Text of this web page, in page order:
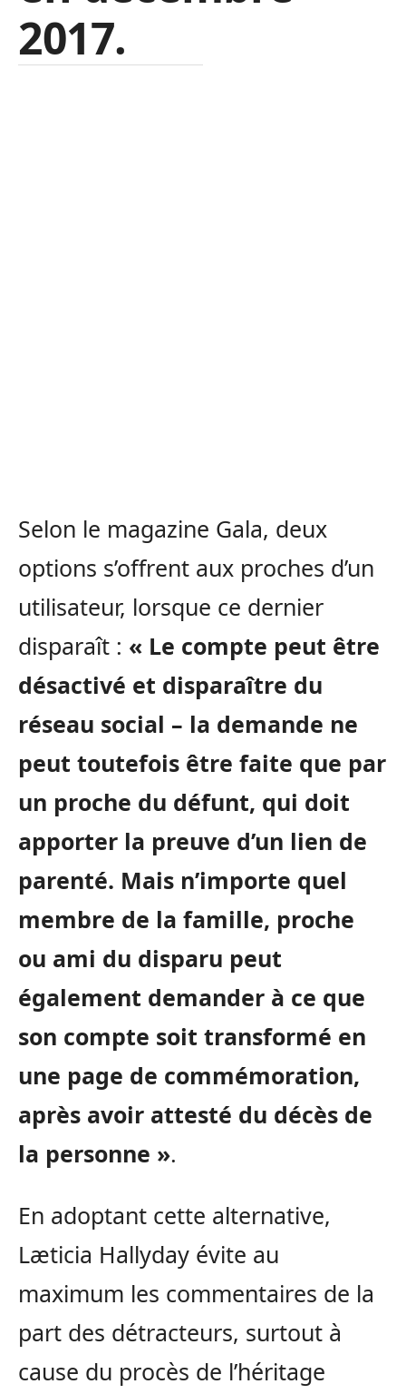
2017.
Selon le magazine Gala, deux
options s’offrent aux proches d’un
utilisateur, lorsque ce dernier
disparaît : « Le compte peut être
désactivé et disparaître du
réseau social – la demande ne
peut toutefois être faite que par
un proche du défunt, qui doit
apporter la preuve d’un lien de
parenté. Mais n’importe quel
membre de la famille, proche
ou ami du disparu peut
également demander à ce que
son compte soit transformé en
une page de commémoration,
après avoir attesté du décès de
la personne ».
En adoptant cette alternative,
Læticia Hallyday évite au
maximum les commentaires de la
part des détracteurs, surtout à
cause du procès de l’héritage